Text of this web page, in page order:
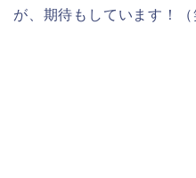
が、期待もしています！（